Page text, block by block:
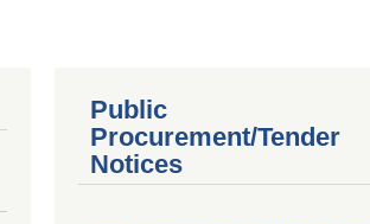
Public
Procurement/Tender
Notices